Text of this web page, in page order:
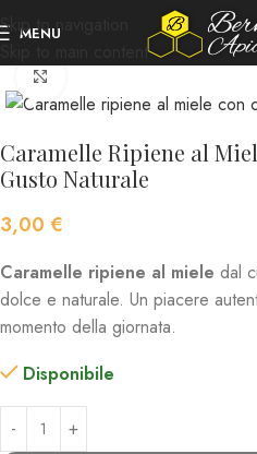
Skip to navigation
Skip to main content
MENU
tutti i prodotti
Caramelle Ripiene al
Gusto Naturale
3,00 €
Caramelle ripiene al miele dal
dolce e naturale. Un piacere
momento della giornata.
Disponibile